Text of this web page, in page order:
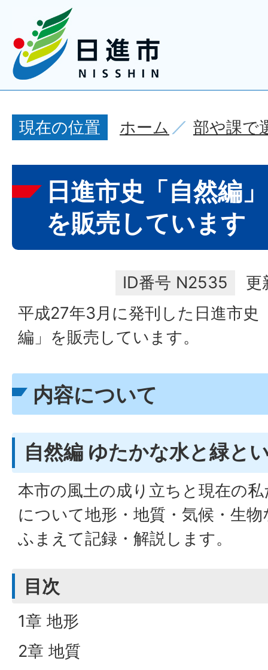
現在の位置 ホーム 部や課で
日進市史「自然編
を販売しています
ID番号 N2535
更
平成27年3月に発刊した日進市史
編」を販売しています。
内容について
自然編 ゆたかな水と緑と
本市の風土の成り立ちと現在の
について地形・地質・気候・生
ふまえて記録・解説します。
目次
1章 地形
2章 地質